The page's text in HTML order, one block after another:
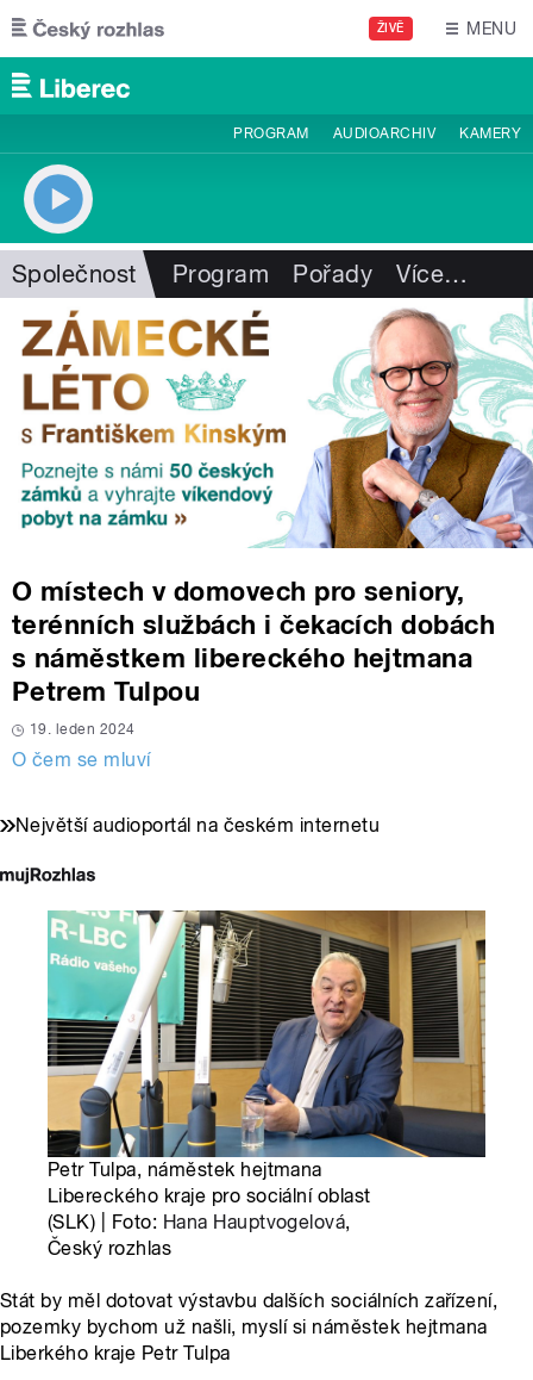
Přejít k hlavnímu obsahu
ŽIVĚ MENU
PROGRAM AUDIOARCHIV KAMERY
Společnost Program Pořady Více…
O místech v domovech pro seniory,
terénních službách i čekacích dobách
s náměstkem libereckého hejtmana
Petrem Tulpou
19. leden 2024
O čem se mluví
Největší audioportál na českém internetu
Petr Tulpa, náměstek hejtmana
Libereckého kraje pro sociální oblast
(SLK) | Foto: Hana Hauptvogelová,
Český rozhlas
Stát by měl dotovat výstavbu dalších sociálních zařízení,
pozemky bychom už našli, myslí si náměstek hejtmana
Liberkého kraje Petr Tulpa